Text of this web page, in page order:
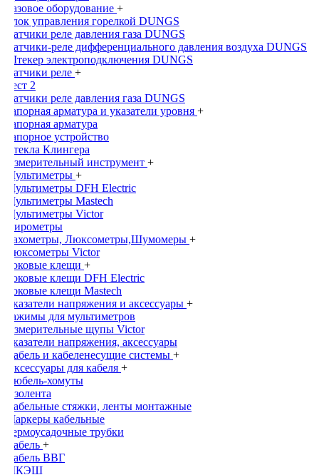
Газовое оборудование +
Блок управления горелкой DUNGS
Датчики реле давления газа DUNGS
Датчики-реле дифференциального давления воздуха DUNGS
Штекер электроподключения DUNGS
Датчики реле +
Тест 2
Датчики реле давления газа DUNGS
Запорная арматура и указатели уровня +
Запорная арматура
Запорное устройство
Стекла Клингера
Измерительный инструмент +
Мультиметры +
Мультиметры DFH Electric
Мультиметры Mastech
Мультиметры Victor
Пирометры
Тахометры, Люксометры,Шумомеры +
Люксометры Victor
Токовые клещи +
Токовые клещи DFH Electric
Токовые клещи Mastech
Указатели напряжения и аксессуары +
Зажимы для мультиметров
Измерительные щупы Victor
Указатели напряжения, аксессуары
Кабель и кабеленесущие системы +
Аксессуары для кабеля +
Дюбель-хомуты
Изолента
Кабельные стяжки, ленты монтажные
Маркеры кабельные
Термоусадочные трубки
Кабель +
Кабель ВВГ
МКЭШ